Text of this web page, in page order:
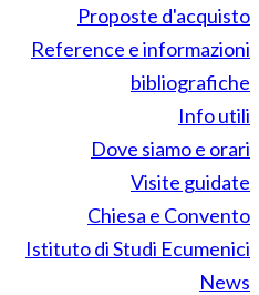
Proposte d'acquisto
Reference e informazioni
bibliografiche
Info utili
Dove siamo e orari
Visite guidate
Chiesa e Convento
Istituto di Studi Ecumenici
News